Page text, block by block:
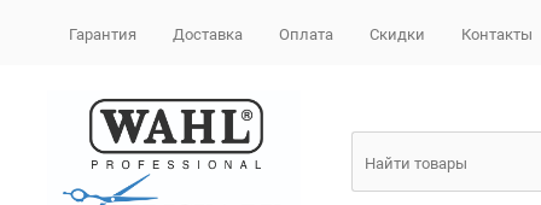
Гарантия Доставка Оплата Скидки Контакты